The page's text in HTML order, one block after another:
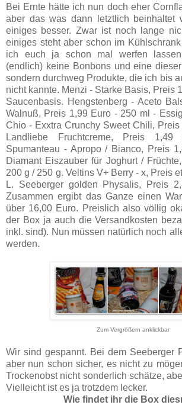
Bei Ernte hätte ich nun doch eher
aber das was dann letztlich beinhaltet
einiges besser. Zwar ist noch lange
einiges steht aber schon im
ich euch ja schon mal werfen
(endlich) keine Bonbons und eine
sondern durchweg Produkte, die ich bis
nicht kannte. Menzi - Starke Basis, Preis
Saucenbasis. Hengstenberg - Aceto
Walnuß, Preis 1,99 Euro - 250 ml -
Chio - Exxtra Crunchy Sweet Chili,
Landliebe Fruchtcreme, Preis
Spumanteau - Apropo / Bianco, Preis
Diamant Eiszauber für Joghurt /
200 g / 250 g. Veltins V+ Berry - x, Preis
L. Seeberger golden Physalis, Preis
Zusammen ergibt das Ganze einen
über 16,00 Euro. Preislich also völlig
der Box ja auch die Versandkosten
inkl. sind). Nun müssen natürlich noch
werden.
Zum Vergrößern anklickbar
Wir sind gespannt. Bei dem Seeberger
aber nun schon sicher, es nicht zu
Trockenobst nicht sonderlich schätze,
Vielleicht ist es ja trotzdem lecker.
Wie findet ihr die Box